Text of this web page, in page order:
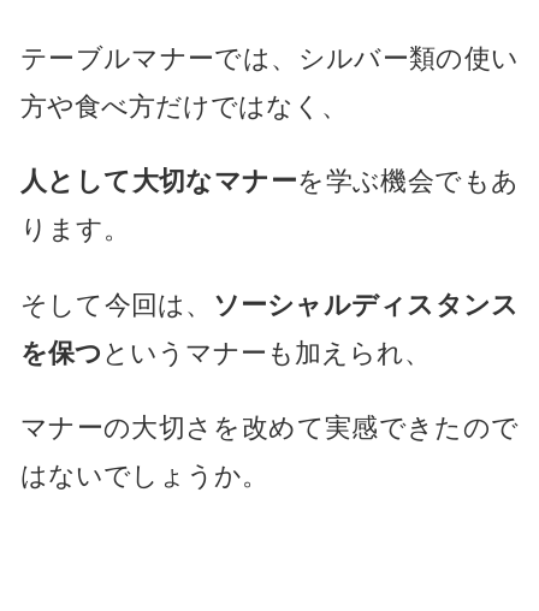
テーブルマナーでは、シルバー類の使い
方や食べ方だけではなく、
人として大切なマナーを学ぶ機会でもあ
ります。
そして今回は、 ソーシャルディスタンス
を保つ というマナーも加えられ、
マナーの大切さを改めて実感できたので
はないでしょうか。